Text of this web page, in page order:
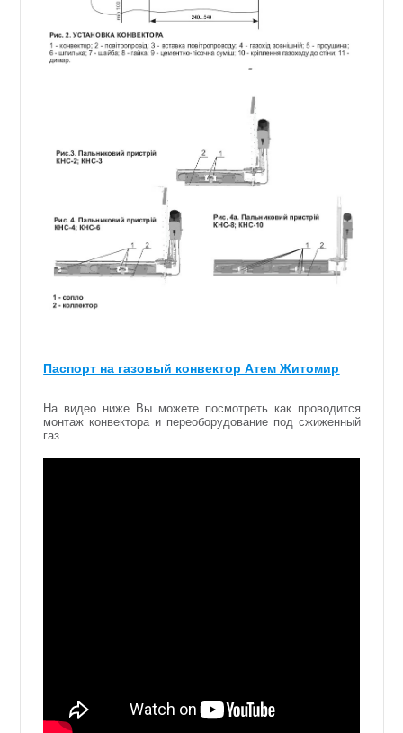
Паспорт на газовый конвектор Атем Житомир
На видео ниже Вы можете посмотреть как проводится
монтаж конвектора и переоборудование под сжиженный
газ.